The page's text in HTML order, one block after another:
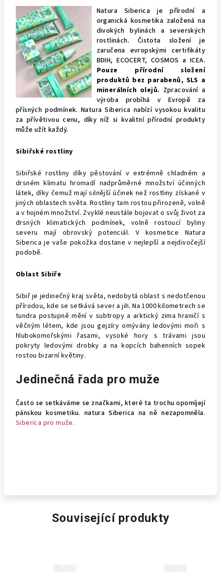
Natura Siberica je přírodní a
organická kosmetika založená na
divokých bylinách a severských
rostlinách. Čistota složení je
zaručena evropskými certifikáty
BDIH, ECOCERT, COSMOS a ICEA.
Pouze přírodní složení
produktů bez parabenů, SLS a
minerálních olejů. Zpracování a
výroba probíhá v Evropě za
přísných podmínek. Natura Siberica nabízí vysokou kvalitu
za přívětivou cenu, díky níž si kvalitní přírodní produkty
může užít každý.
Sibiřské rostliny
Sibiřské rostliny díky pěstování v extrémně chladném a
drsném klimatu hromadí nadprůměrné množství účinných
látek, díky čemuž mají silnější účinek než rostliny získané v
jiných oblastech světa.Rostliny tam rostou přirozeně, volně
a v hojném množství. Zvyklé neustále bojovat o svůj život za
drsných klimatických podmínek, volně rostoucí byliny
severu mají obrovský potenciál. V kosmetice Natura
Siberica je vaše pokožka dostane v nejlepší a nejdivočejší
podobě.
Oblast Sibiře
Sibiř je jedinečný kraj světa, nedobytá oblast s nedotčenou
přírodou, kde se setkává sever a jih. Na 1000 kilometrech se
tundra postupně mění v subtropy a arktický zima hraničí s
věčným létem, kde jsou gejzíry omývány ledovými moři s
hlubokomořskými řasami, vysoké hory s trávami jsou
pokryty ledovými drobky a na kopcích bahenních sopek
rostou bizarní květiny.
Jedinečná řada pro muže
Často se setkáváme se značkami, které ta trochu opomíjejí
pánskou kosmetiku. natura Siberica na ně nezapomněla.
Siberica pro muže.
Související produkty